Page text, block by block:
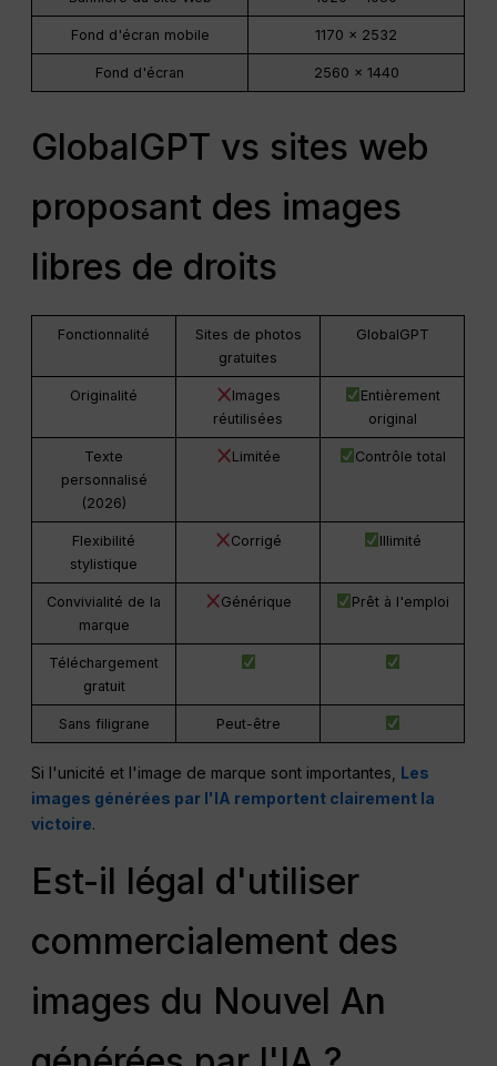
Fond d'écran mobile 1170 × 2532
Fond d'écran 2560 × 1440
GlobalGPT vs sites web
proposant des images
libres de droits
Fonctionnalité
Sites de photos
gratuites
GlobalGPT
Originalité
Images
réutilisées
Entièrement
original
Texte
personnalisé
(2026)
Limitée Contrôle total
Flexibilité
stylistique
Corrigé Illimité
Convivialité de la
marque
Générique Prêt à l'emploi
Téléchargement
gratuit
Sans filigrane Peut-être
Si l'unicité et l'image de marque sont importantes, Les
images générées par l'IA remportent clairement la
victoire.
Est-il légal d'utiliser
commercialement des
images du Nouvel An